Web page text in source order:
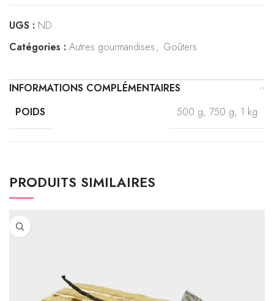
UGS : ND
Catégories : Autres gourmandises, Goûters
INFORMATIONS COMPLÉMENTAIRES
POIDS
500 g, 750 g, 1 kg
PRODUITS SIMILAIRES